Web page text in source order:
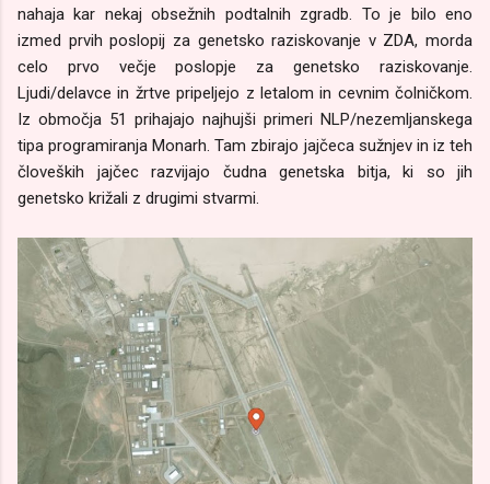
nahaja kar nekaj obsežnih podtalnih zgradb. To je bilo eno
izmed prvih poslopij za genetsko raziskovanje v ZDA, morda
celo prvo večje poslopje za genetsko raziskovanje.
Ljudi/delavce in žrtve pripeljejo z letalom in cevnim čolničkom.
Iz območja 51 prihajajo najhujši primeri NLP/nezemljanskega
tipa programiranja Monarh. Tam zbirajo jajčeca sužnjev in iz teh
človeških jajčec razvijajo čudna genetska bitja, ki so jih
genetsko križali z drugimi stvarmi.